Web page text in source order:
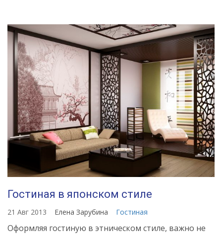
Источник:https://womanadvice.ru/etno-
stil-
interere-
vse-
tonkosti-
dlya-
oformleniya-
dizayna
Гостиная в японском стиле
21 Авг 2013 Елена Зарубина Гостиная
Оформляя гостиную в этническом стиле, важно не